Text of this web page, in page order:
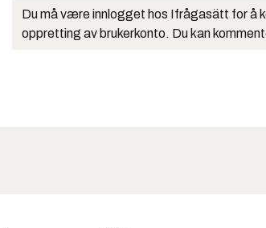
Du må være innlogget hos Ifrågasätt for å
oppretting av brukerkonto. Du kan